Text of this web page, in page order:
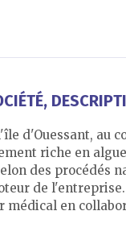
d'Ouessant, au
riche en
des procédés
de
médical en